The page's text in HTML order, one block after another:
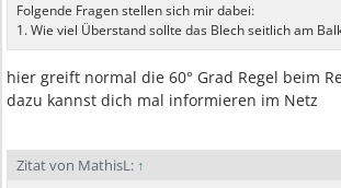
Folgende Fragen stellen sich mir dabei:
1. Wie viel Überstand sollte das Blech seitlich am
hier greift normal die 60° Grad Regel beim
dazu kannst dich mal informieren im Netz
Zitat von MathisL: ↑